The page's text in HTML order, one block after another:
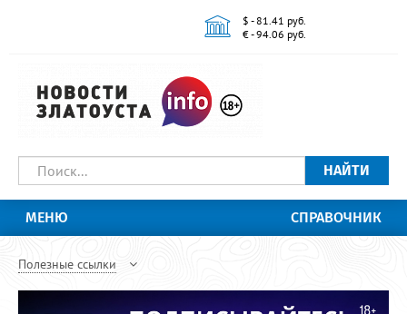
$ - 81.41 руб.
€ - 94.06 руб.
НАЙТИ
МЕНЮ СПРАВОЧНИК
Полезные ссылки